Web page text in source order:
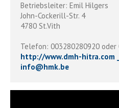
Betriebsleiter: Emil Hilgers
John-Cockerill-Str. 4
4780 St.Vith
Telefon: 003280280920 oder
http://www.dmh-hitra.com
info@hmk.be